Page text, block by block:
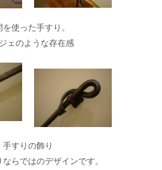
を使った手すり。
ェのような存在感
手すりの飾り
らではのデザインです。